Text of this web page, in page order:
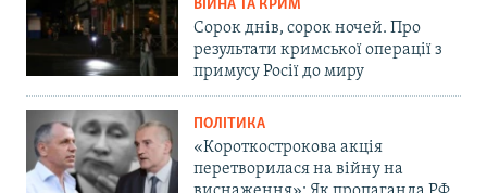
ВІЙНА ТА КРИМ
Сорок днів, сорок ночей. Про
результати кримської операції з
примусу Росії до миру
ПОЛІТИКА
«Короткострокова акція
перетворилася на війну на